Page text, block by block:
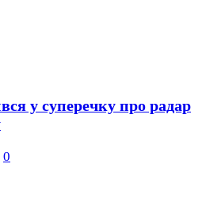
у суперечку про радар
0